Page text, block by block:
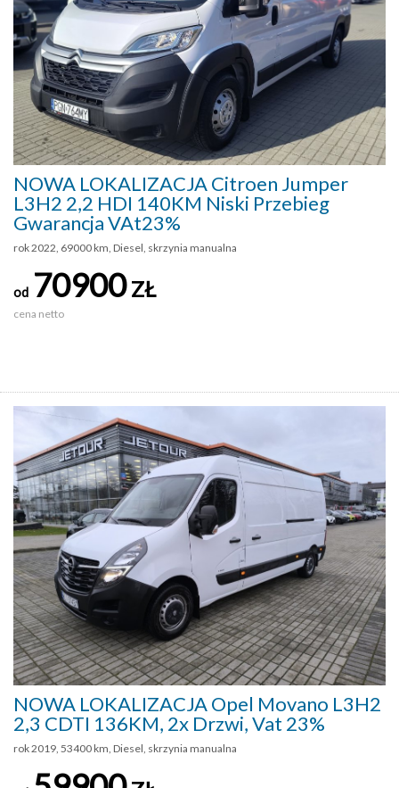
NOWA LOKALIZACJA Citroen Jumper
L3H2 2,2 HDI 140KM Niski Przebieg
Gwarancja VAt23%
rok 2022, 69000 km, Diesel, skrzynia manualna
od 70900ZŁ
cena netto
NOWA LOKALIZACJA Opel Movano L3H2
2,3 CDTI 136KM, 2x Drzwi, Vat 23%
rok 2019, 53400 km, Diesel, skrzynia manualna